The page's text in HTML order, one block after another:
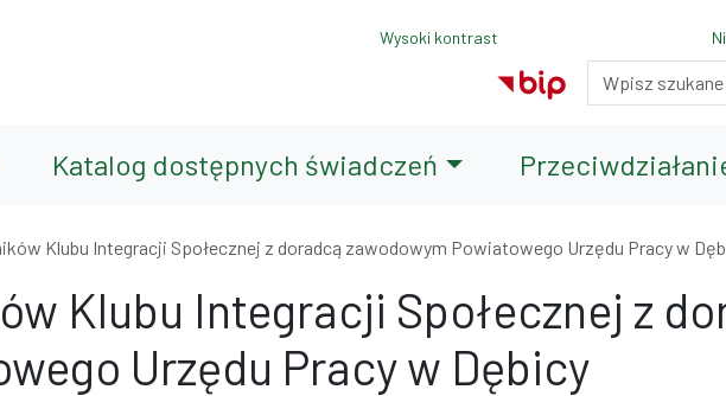
Wysoki kontrast
Normalny rozmiar czcionki
Rozmiar czcionki
Rozmiar
Wyszukiwarka
Katalog dostępnych świadczeń
Klubu Integracji Społecznej z doradcą zawodowym Powiatowego Urzędu Pracy w
Klubu Integracji Społecznej z
Urzędu Pracy w Dębicy